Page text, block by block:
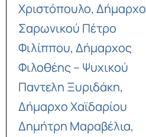
Χριστόπουλο, Δήμαρχο
Σαρωνικού Πέτρο
Φιλίππου, Δήμαρχος
Φιλοθέης – Ψυχικού
Παντελη Ξυριδάκη,
Δήμαρχο Χαϊδαρίου
Δημήτρη Μαραβέλια,